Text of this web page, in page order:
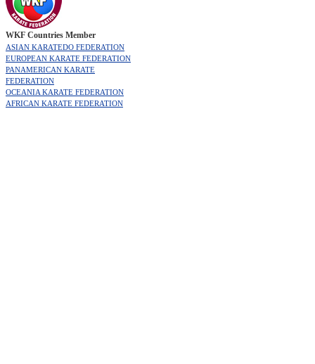
WKF Countries Member
ASIAN KARATEDO FEDERATION
EUROPEAN KARATE FEDERATION
PANAMERICAN KARATE
FEDERATION
OCEANIA KARATE FEDERATION
AFRICAN KARATE FEDERATION